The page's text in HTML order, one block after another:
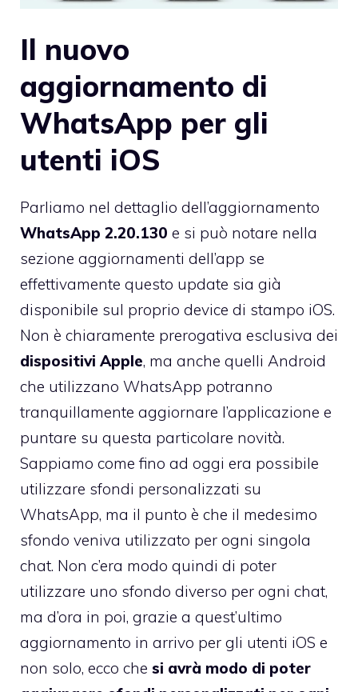
Il nuovo
aggiornamento di
WhatsApp per gli
utenti iOS
Parliamo nel dettaglio dell’aggiornamento
WhatsApp 2.20.130 e si può notare nella
sezione aggiornamenti dell’app se
effettivamente questo update sia già
disponibile sul proprio device di stampo iOS.
Non è chiaramente prerogativa esclusiva dei
dispositivi Apple, ma anche quelli Android
che utilizzano WhatsApp potranno
tranquillamente aggiornare l’applicazione e
puntare su questa particolare novità.
Sappiamo come fino ad oggi era possibile
utilizzare sfondi personalizzati su
WhatsApp, ma il punto è che il medesimo
sfondo veniva utilizzato per ogni singola
chat. Non c’era modo quindi di poter
utilizzare uno sfondo diverso per ogni chat,
ma d’ora in poi, grazie a quest’ultimo
aggiornamento in arrivo per gli utenti iOS e
non solo, ecco che si avrà modo di poter